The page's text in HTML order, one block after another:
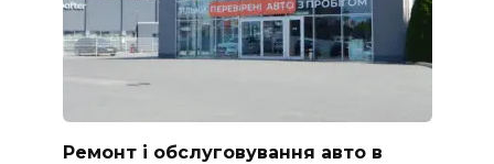
Ремонт і обслуговування авто в